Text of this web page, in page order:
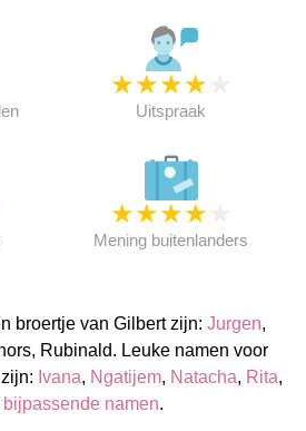
★★★★
Uitspraak
★★★★
Mening buitenlanders
broertje van Gilbert zijn: Jurgen,
Rubinald. Leuke namen voor
Ivana, Ngatijem, Natacha, Rita,
bijpassende namen.